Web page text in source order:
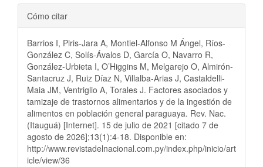
Detalles
del
artículo
Cómo citar
Barrios I, Piris-Jara A, Montiel-Alfonso M Ángel, Ríos-
González C, Solís-Ávalos D, García O, Navarro R,
González-Urbieta I, O’Higgins M, Melgarejo O, Almirón-
Santacruz J, Ruiz Díaz N, Villalba-Arias J, Castaldelli-
Maia JM, Ventriglio A, Torales J. Factores asociados y
tamizaje de trastornos alimentarios y de la ingestión de
alimentos en población general paraguaya. Rev. Nac.
(Itauguá) [Internet]. 15 de julio de 2021 [citado 7 de
agosto de 2026];13(1):4-18. Disponible en:
http://www.revistadelnacional.com.py/index.php/inicio/art
icle/view/36